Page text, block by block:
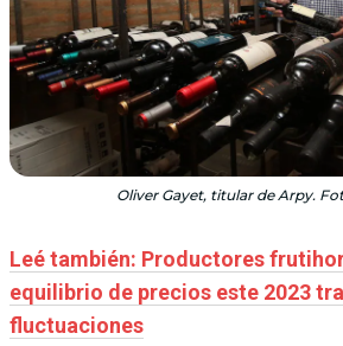
Oliver Gayet, titular de Arpy.
Leé también: Productores
equilibrio de precios este 2023
fluctuaciones